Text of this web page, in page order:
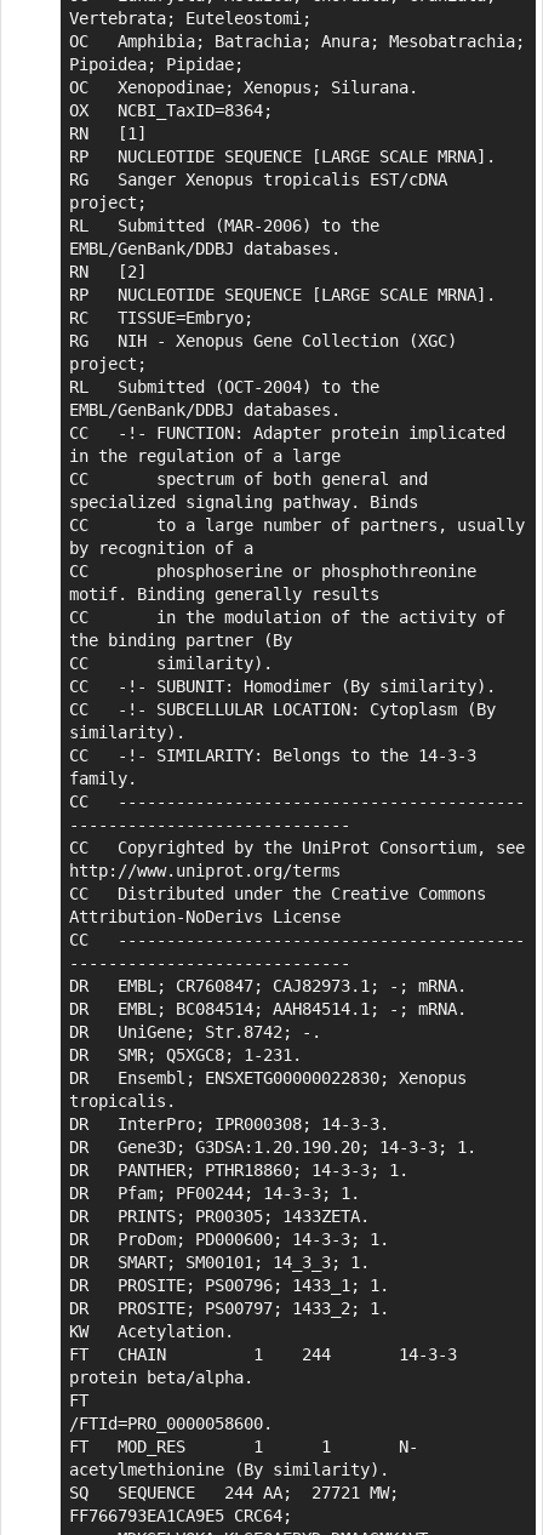
Vertebrata; Euteleostomi;
OC   Amphibia; Batrachia; Anura; Mesobatrachia;
Pipoidea; Pipidae;
OC   Xenopodinae; Xenopus; Silurana.
OX   NCBI_TaxID=8364;
RN   [1]
RP   NUCLEOTIDE SEQUENCE [LARGE SCALE MRNA].
RG   Sanger Xenopus tropicalis EST/cDNA
project;
RL   Submitted (MAR-2006) to the
EMBL/GenBank/DDBJ databases.
RN   [2]
RP   NUCLEOTIDE SEQUENCE [LARGE SCALE MRNA].
RC   TISSUE=Embryo;
RG   NIH - Xenopus Gene Collection (XGC)
project;
RL   Submitted (OCT-2004) to the
EMBL/GenBank/DDBJ databases.
CC   -!- FUNCTION: Adapter protein implicated
in the regulation of a large
CC       spectrum of both general and
specialized signaling pathway. Binds
CC       to a large number of partners, usually
by recognition of a
CC       phosphoserine or phosphothreonine
motif. Binding generally results
CC       in the modulation of the activity of
the binding partner (By
CC       similarity).
CC   -!- SUBUNIT: Homodimer (By similarity).
CC   -!- SUBCELLULAR LOCATION: Cytoplasm (By
similarity).
CC   -!- SIMILARITY: Belongs to the 14-3-3
family.
CC   ------------------------------------------
-----------------------------
CC   Copyrighted by the UniProt Consortium, see
http://www.uniprot.org/terms
CC   Distributed under the Creative Commons
Attribution-NoDerivs License
CC   ------------------------------------------
-----------------------------
DR   EMBL; CR760847; CAJ82973.1; -; mRNA.
DR   EMBL; BC084514; AAH84514.1; -; mRNA.
DR   UniGene; Str.8742; -.
DR   SMR; Q5XGC8; 1-231.
DR   Ensembl; ENSXETG00000022830; Xenopus
tropicalis.
DR   InterPro; IPR000308; 14-3-3.
DR   Gene3D; G3DSA:1.20.190.20; 14-3-3; 1.
DR   PANTHER; PTHR18860; 14-3-3; 1.
DR   Pfam; PF00244; 14-3-3; 1.
DR   PRINTS; PR00305; 1433ZETA.
DR   ProDom; PD000600; 14-3-3; 1.
DR   SMART; SM00101; 14_3_3; 1.
DR   PROSITE; PS00796; 1433_1; 1.
DR   PROSITE; PS00797; 1433_2; 1.
KW   Acetylation.
FT   CHAIN         1    244       14-3-3
protein beta/alpha.
FT
/FTId=PRO_0000058600.
FT   MOD_RES       1      1       N-
acetylmethionine (By similarity).
SQ   SEQUENCE   244 AA;  27721 MW;
FF766793EA1CA9E5 CRC64;